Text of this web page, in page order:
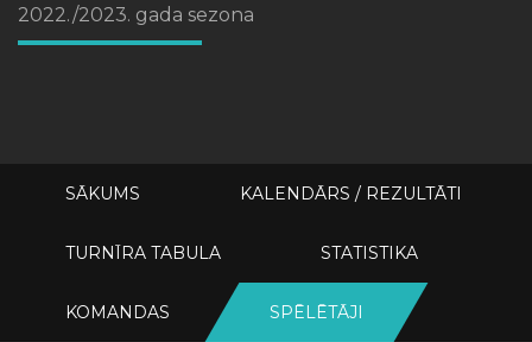
2022./2023. gada sezona
SĀKUMS KALENDĀRS / REZULTĀTI
TURNĪRA TABULA STATISTIKA
KOMANDAS SPĒLĒTĀJI